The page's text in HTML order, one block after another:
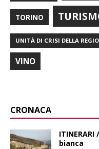
TORINO
UNITÀ DI CRISI DELLA
VINO
CRONACA
bianca